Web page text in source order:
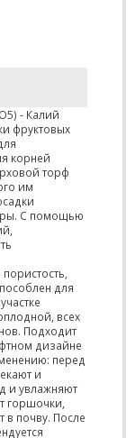
- Калий
фруктовых
корней
торф
им
С помощью
для
всех
Подходит
дизайне
перед
и
и увлажняют
горшочки,
почву. После